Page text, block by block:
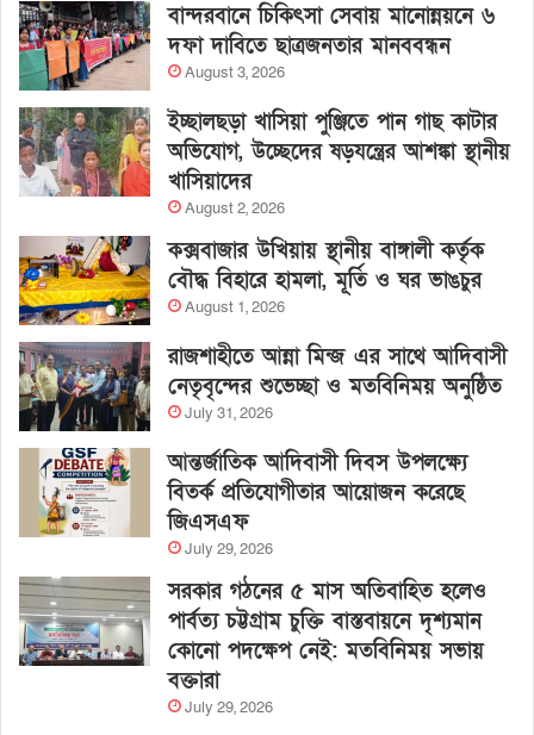
বান্দরবানে চিকিৎসা সেবায় মানোন্নয়নে ৬
দফা দাবিতে ছাত্রজনতার মানববন্ধন
August 3, 2026
ইচ্ছালছড়া খাসিয়া পুঞ্জিতে পান গাছ কাটার
অভিযোগ, উচ্ছেদের ষড়যন্ত্রের আশঙ্কা স্থানীয়
খাসিয়াদের
August 2, 2026
কক্সবাজার উখিয়ায় স্থানীয় বাঙ্গালী কর্তৃক
বৌদ্ধ বিহারে হামলা, মূর্তি ও ঘর ভাঙচুর
August 1, 2026
রাজশাহীতে আন্না মিন্জ এর সাথে আদিবাসী
নেতৃবৃন্দের শুভেচ্ছা ও মতবিনিময় অনুষ্ঠিত
July 31, 2026
আন্তর্জাতিক আদিবাসী দিবস উপলক্ষ্যে
বিতর্ক প্রতিযোগীতার আয়োজন করেছে
জিএসএফ
July 29, 2026
সরকার গঠনের ৫ মাস অতিবাহিত হলেও
পার্বত্য চট্টগ্রাম চুক্তি বাস্তবায়নে দৃশ্যমান
কোনো পদক্ষেপ নেই: মতবিনিময় সভায়
বক্তারা
July 29, 2026